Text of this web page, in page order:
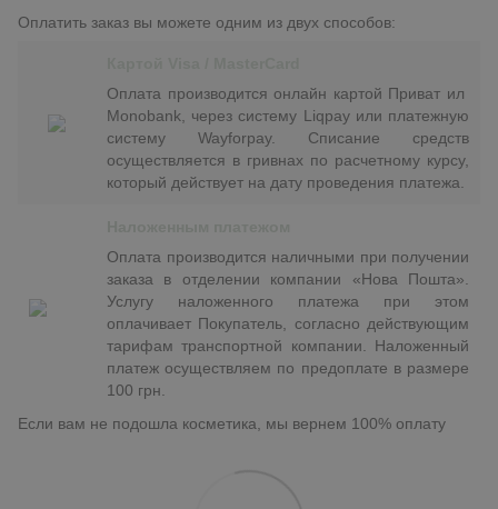
Оплатить заказ вы можете одним из двух способов:
Оплата производится онлайн картой Приват ил
Monobank, через систему Liqpay или платежную
систему Wayforpay. Списание средств
осуществляется в гривнах по расчетному курсу,
который действует на дату проведения платежа.
Оплата производится наличными при получении
заказа в отделении компании «Нова Пошта».
Услугу наложенного платежа при этом
оплачивает Покупатель, согласно действующим
тарифам транспортной компании. Наложенный
платеж осуществляем по предоплате в размере
100 грн.
Если вам не подошла косметика, мы вернем 100% оплату